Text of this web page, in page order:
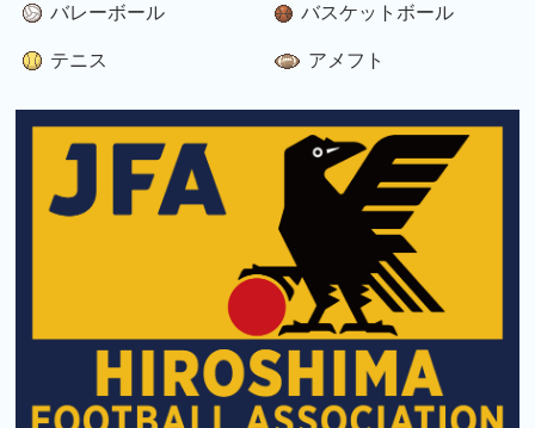
バレーボール バスケットボール
テニス アメフト